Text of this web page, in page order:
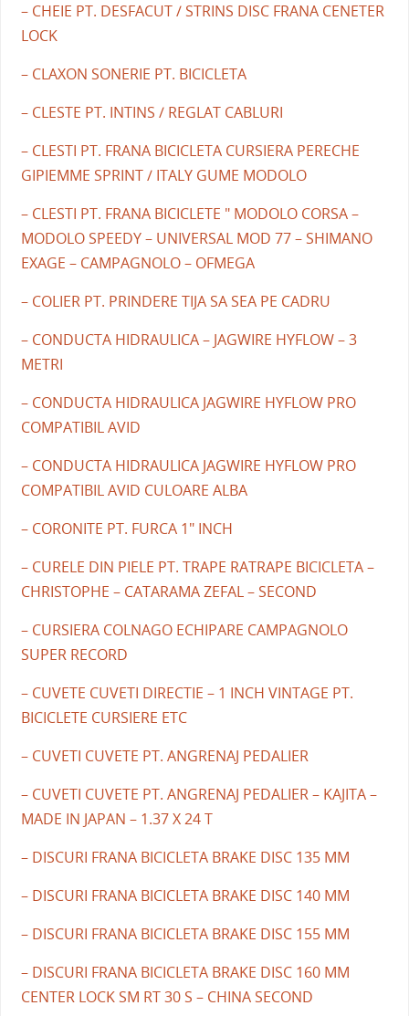
– CHEIE PT. DESFACUT / STRINS DISC FRANA CENETER
LOCK
– CLAXON SONERIE PT. BICICLETA
– CLESTE PT. INTINS / REGLAT CABLURI
– CLESTI PT. FRANA BICICLETA CURSIERA PERECHE
GIPIEMME SPRINT / ITALY GUME MODOLO
– CLESTI PT. FRANA BICICLETE " MODOLO CORSA –
MODOLO SPEEDY – UNIVERSAL MOD 77 – SHIMANO
EXAGE – CAMPAGNOLO – OFMEGA
– COLIER PT. PRINDERE TIJA SA SEA PE CADRU
– CONDUCTA HIDRAULICA – JAGWIRE HYFLOW – 3
METRI
– CONDUCTA HIDRAULICA JAGWIRE HYFLOW PRO
COMPATIBIL AVID
– CONDUCTA HIDRAULICA JAGWIRE HYFLOW PRO
COMPATIBIL AVID CULOARE ALBA
– CORONITE PT. FURCA 1" INCH
– CURELE DIN PIELE PT. TRAPE RATRAPE BICICLETA –
CHRISTOPHE – CATARAMA ZEFAL – SECOND
– CURSIERA COLNAGO ECHIPARE CAMPAGNOLO
SUPER RECORD
– CUVETE CUVETI DIRECTIE – 1 INCH VINTAGE PT.
BICICLETE CURSIERE ETC
– CUVETI CUVETE PT. ANGRENAJ PEDALIER
– CUVETI CUVETE PT. ANGRENAJ PEDALIER – KAJITA –
MADE IN JAPAN – 1.37 X 24 T
– DISCURI FRANA BICICLETA BRAKE DISC 135 MM
– DISCURI FRANA BICICLETA BRAKE DISC 140 MM
– DISCURI FRANA BICICLETA BRAKE DISC 155 MM
– DISCURI FRANA BICICLETA BRAKE DISC 160 MM
CENTER LOCK SM RT 30 S – CHINA SECOND